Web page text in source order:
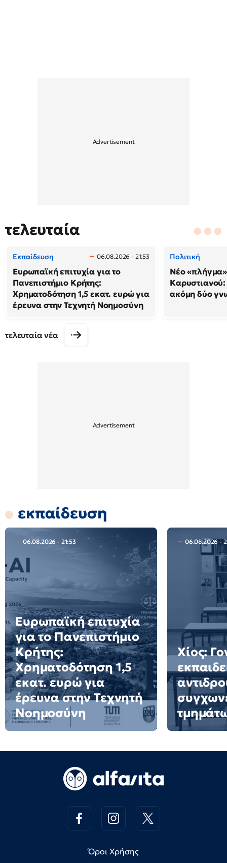
τελευταία
Εκπαίδευση 06.08.2026 - 21:53
Ευρωπαϊκή επιτυχία για το
Πανεπιστήμιο Κρήτης:
Χρηματοδότηση 1,5 εκατ. ευρώ για
έρευνα στην Τεχνητή Νοημοσύνη
Πολιτική
Νέο
ακόμη δύο
τελευταία νέα
εκπαίδευση
06.08.2026 - 21:53
Ευρωπαϊκή επιτυχία
για το Πανεπιστήμιο
Κρήτης:
Χρηματοδότηση 1,5
εκατ. ευρώ για
έρευνα στην Τεχνητή
Νοημοσύνη
06.08.2026 -
Χίος:
Όροι Χρήσης